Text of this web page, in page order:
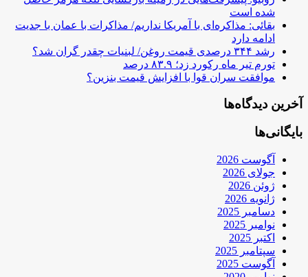
شده است
بقائی: مذاکره‌ای با آمریکا نداریم/ مذاکرات با عمان با جدیت
ادامه دارد
رشد ۳۴۴ درصدی قیمت روغن/ لبنیات چقدر گران شد؟
تورم تیر ماه رکورد زد؛ ۸۳.۹ درصد
موافقت سران قوا با افزایش قیمت بنزین؟
آخرین دیدگاه‌ها
بایگانی‌ها
آگوست 2026
جولای 2026
ژوئن 2026
ژانویه 2026
دسامبر 2025
نوامبر 2025
اکتبر 2025
سپتامبر 2025
آگوست 2025